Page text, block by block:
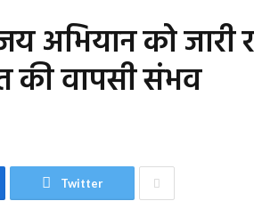
अभियान को जारी
की वापसी संभव
Twitter